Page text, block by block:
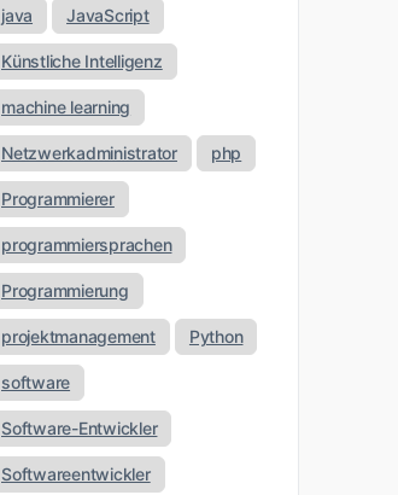
java JavaScript
Künstliche Intelligenz
machine learning
Netzwerkadministrator php
Programmierer
programmiersprachen
Programmierung
projektmanagement Python
software
Software-Entwickler
Softwareentwickler